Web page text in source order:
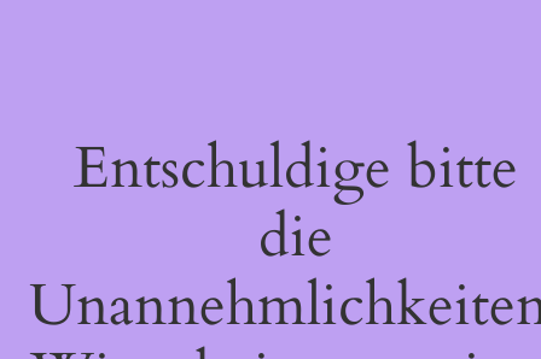
Entschuldige bitte
die